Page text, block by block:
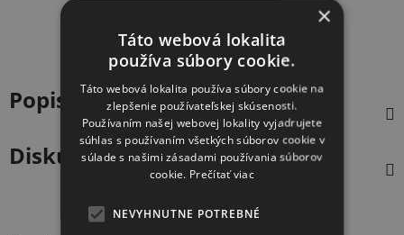
Popis
Diskusia
×
Táto webová lokalita
používa súbory cookie.
Táto webová lokalita používa súbory cookie na
zlepšenie používateľskej skúsenosti.
Používaním našej webovej lokality vyjadrujete
súhlas s používaním všetkých súborov cookie v
súlade s našimi zásadami používania súborov
cookie. Prečítať viac
NEVYHNUTNE POTREBNÉ